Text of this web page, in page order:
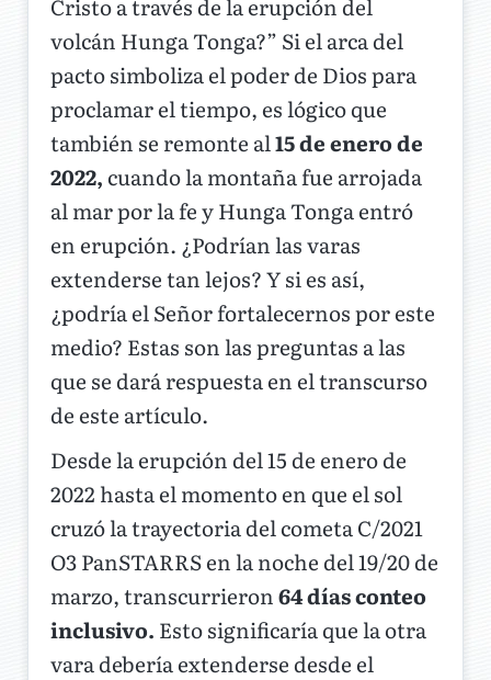
Cristo a través de la erupción del
volcán Hunga Tonga?” Si el arca del
pacto simboliza el poder de Dios para
proclamar el tiempo, es lógico que
también se remonte al15 de enero de
2022, cuando la montaña fue arrojada
al mar por la fe y Hunga Tonga entró
en erupción. ¿Podrían las varas
extenderse tan lejos? Y si es así,
¿podría el Señor fortalecernos por este
medio? Estas son las preguntas a las
que se dará respuesta en el transcurso
de este artículo.
Desde la erupción del 15 de enero de
2022 hasta el momento en que el sol
cruzó la trayectoria del cometa C/2021
O3 PanSTARRS en la noche del 19/20 de
marzo, transcurrieron64 días conteo
inclusivo. Esto significaría que la otra
vara debería extenderse desde el